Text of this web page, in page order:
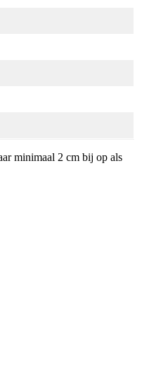
minimaal 2 cm bij op als